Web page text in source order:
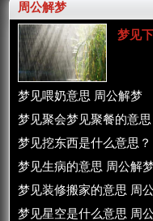
周公解梦
梦见
梦见喂奶意思 周公解梦
梦见聚会梦见聚餐的意
梦见挖东西是什么意思？
梦见生病的意思 周公解
梦见装修搬家的意思 周
梦见星空是什么意思 周